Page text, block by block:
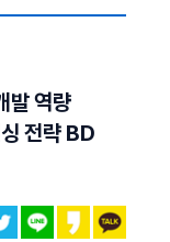
발 역량
전략 BD